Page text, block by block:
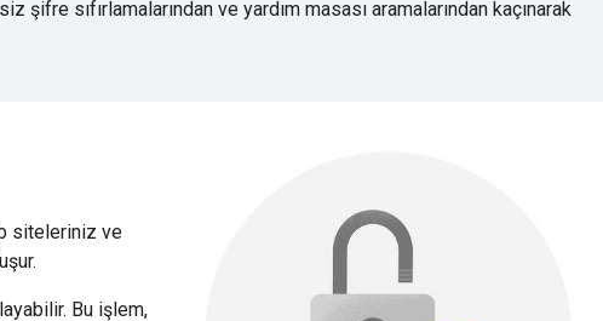
sıfırlamalarından ve yardım masası aramalarından kaçınarak
siteleriniz ve
Bu işlem,